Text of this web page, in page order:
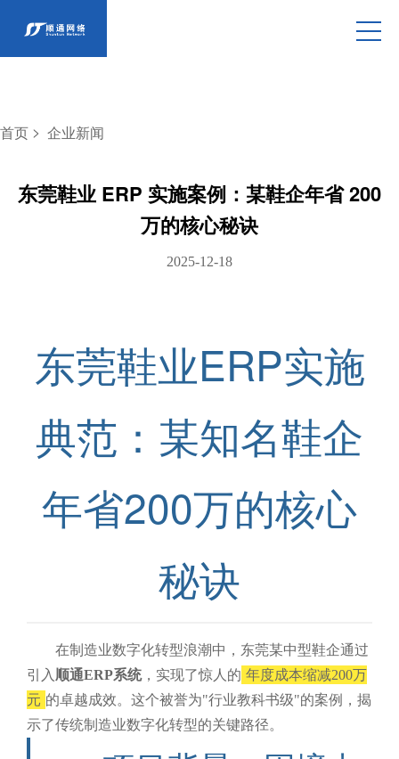
首页 > 企业新闻
东莞鞋业 ERP 实施案例：某鞋企年省 200
万的核心秘诀
2025-12-18
东莞鞋业ERP实施
典范：某知名鞋企
年省200万的核心
秘诀
在制造业数字化转型浪潮中，东莞某中型鞋企通过
引入 顺通ERP系统，实现了惊人的 年度成本缩减200万
元 的卓越成效。这个被誉为"行业教科书级"的案例，揭
示了传统制造业数字化转型的关键路径。